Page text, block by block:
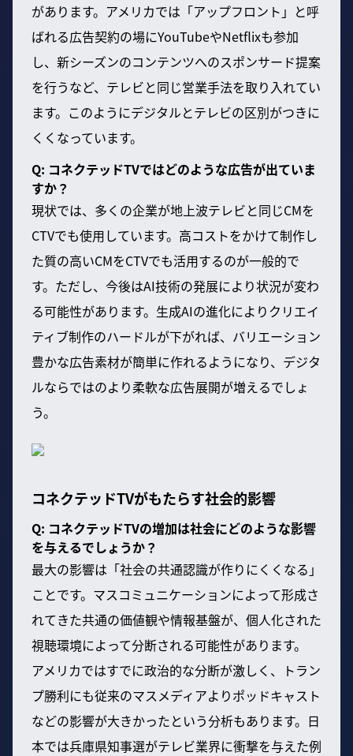
があります。アメリカでは「アップフロント」と呼
ばれる広告契約の場にYouTubeやNetflixも参加
し、新シーズンのコンテンツへのスポンサード提案
を行うなど、テレビと同じ営業手法を取り入れてい
ます。このようにデジタルとテレビの区別がつきに
くくなっています。
Q: コネクテッドTVではどのような広告が出ていま
すか？
現状では、多くの企業が地上波テレビと同じCMを
CTVでも使用しています。高コストをかけて制作し
た質の高いCMをCTVでも活用するのが一般的で
す。ただし、今後はAI技術の発展により状況が変わ
る可能性があります。生成AIの進化によりクリエイ
ティブ制作のハードルが下がれば、バリエーション
豊かな広告素材が簡単に作れるようになり、デジタ
ルならではのより柔軟な広告展開が増えるでしょ
う。
コネクテッドTVがもたらす社会的影響
Q: コネクテッドTVの増加は社会にどのような影響
を与えるでしょうか？
最大の影響は「社会の共通認識が作りにくくなる」
ことです。マスコミュニケーションによって形成さ
れてきた共通の価値観や情報基盤が、個人化された
視聴環境によって分断される可能性があります。
アメリカではすでに政治的な分断が激しく、トラン
プ勝利にも従来のマスメディアよりポッドキャスト
などの影響が大きかったという分析もあります。日
本では兵庫県知事選がテレビ業界に衝撃を与えた例